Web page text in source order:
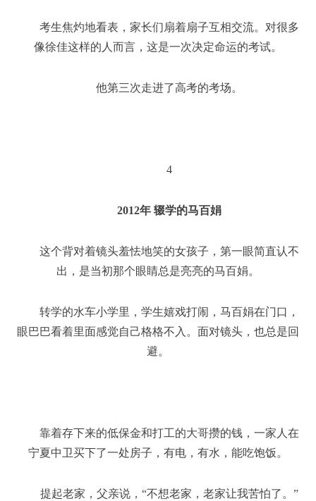
考生焦灼地看表，家长们扇着扇子互相交流。对很多
像徐佳这样的人而言，这是一次决定命运的考试。
他第三次走进了高考的考场。
4
2012年 辍学的马百娟
这个背对着镜头羞怯地笑的女孩子，第一眼简直认不
出，是当初那个眼睛总是亮亮的马百娟。
转学的水车小学里，学生嬉戏打闹，马百娟在门口，
眼巴巴看着里面感觉自己格格不入。面对镜头，也总是回
避。
靠着存下来的低保金和打工的大哥攒的钱，一家人在
宁夏中卫买下了一处房子，有电，有水，能吃饱饭。
提起老家，父亲说，“不想老家，老家让我苦怕了。”